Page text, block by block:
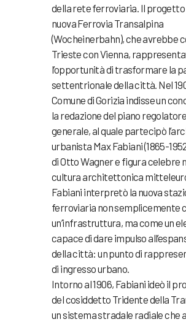
della rete ferroviaria. Il progetto
nuova Ferrovia Transalpina
(Wocheinerbahn), che avrebbe
Trieste con Vienna,
l’opportunità di trasformare la
settentrionale della città. Nel
Comune di Gorizia indisse un
la redazione del piano regolatore
generale, al quale partecipò
urbanista Max Fabiani (1865-
di Otto Wagner e figura celebre
cultura architettonica
Fabiani interpretò la nuova
ferroviaria non semplicemente
un’infrastruttura, ma come un
capace di dare impulso
della città: un punto di
di ingresso urbano.
Intorno al 1906, Fabiani ideò il
del cosiddetto Tridente della
un sistema stradale radiale che